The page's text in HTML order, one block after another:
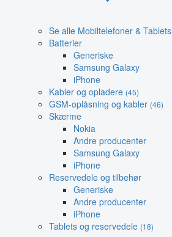
Se alle Mobiltelefoner & Tablets
Batterier
Generiske
Samsung Galaxy
iPhone
Kabler og opladere (45)
GSM-oplåsning og kabler (46)
Skærme
Nokia
Andre producenter
Samsung Galaxy
iPhone
Reservedele og tilbehør
Generiske
Andre producenter
iPhone
Tablets og reservedele (18)